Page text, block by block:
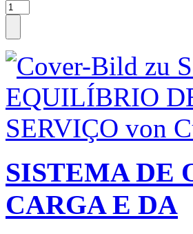
SISTEMA DE
CARGA E DA